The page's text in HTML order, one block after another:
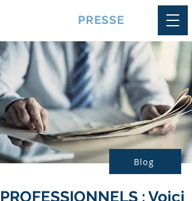
PRESSE
Blog
PROFESSIONNELS : Voici